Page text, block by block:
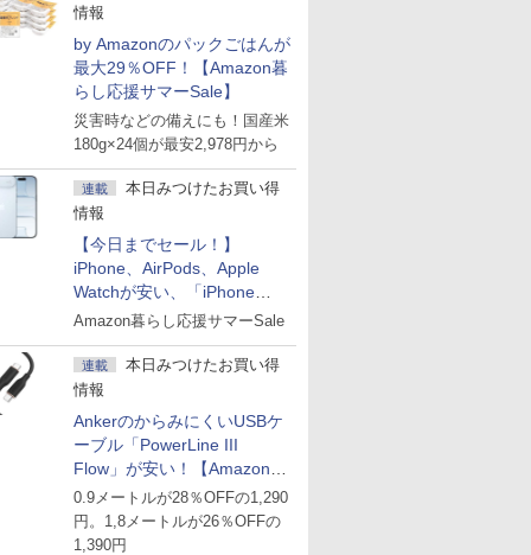
情報
by Amazonのパックごはんが
最大29％OFF！【Amazon暮
らし応援サマーSale】
災害時などの備えにも！国産米
180g×24個が最安2,978円から
連載
本日みつけたお買い得
情報
【今日までセール！】
iPhone、AirPods、Apple
Watchが安い、「iPhone
Air」256GB版が139,800円な
Amazon暮らし応援サマーSale
連載
本日みつけたお買い得
情報
AnkerのからみにくいUSBケ
ーブル「PowerLine III
Flow」が安い！【Amazon暮
らし応援サマーSale】
0.9メートルが28％OFFの1,290
円。1,8メートルが26％OFFの
1,390円